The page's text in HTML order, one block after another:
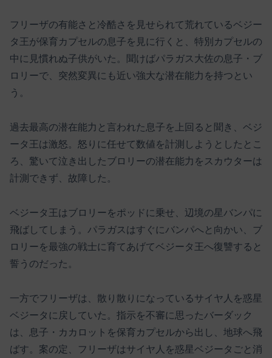
フリーザの有能さと冷酷さを見せられて荒れているベジー
タ王が保育カプセルの息子を見に行くと、特別カプセルの
中に見慣れぬ子供がいた。聞けばパラガス大佐の息子・ブ
ロリーで、突然変異にも近い強大な潜在能力を持つとい
う。
過去最高の潜在能力と言われた息子を上回ると聞き、ベジ
ータ王は激怒。怒りに任せて数値を計測しようとしたとこ
ろ、驚いて泣き出したブロリーの潜在能力をスカウターは
計測できず、故障した。
ベジータ王はブロリーをポッドに乗せ、辺境の星バンパに
飛ばしてしまう。パラガスはすぐにバンパへと向かい、ブ
ロリーを最強の戦士に育てあげてベジータ王へ復讐すると
誓うのだった。
一方でフリーザは、散り散りになっているサイヤ人を惑星
ベジータに戻していた。指示を不審に思ったバーダック
は、息子・カカロットを保育カプセルから出し、地球へ飛
ばす。案の定、フリーザはサイヤ人を惑星ベジータごと消